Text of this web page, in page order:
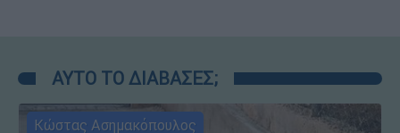
ΑΥΤΟ ΤΟ ΔΙΑΒΑΣΕΣ;
Κώστας Ασημακόπουλος